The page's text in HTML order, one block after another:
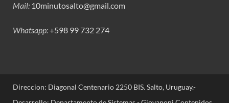
Mail: 10minutosalto@gmail.com
Whatsapp:+598 99 732 274
Direccion: Diagonal Centenario 2250 BIS. Salto, Uruguay.-